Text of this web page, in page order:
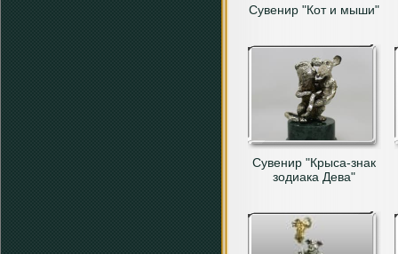
Сувенир "Кот и мыши"
Сувенир "Крыса-знак
зодиака Дева"